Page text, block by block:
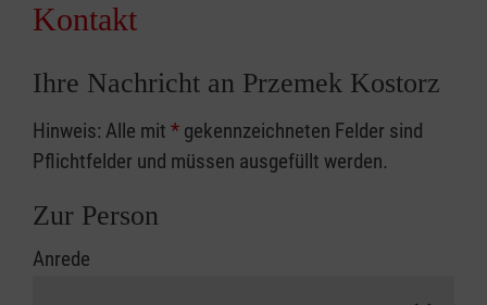
Kontakt
Ihre Nachricht an Przemek Kostorz
Hinweis: Alle mit * gekennzeichneten Felder sind
Pflichtfelder und müssen ausgefüllt werden.
Zur Person
Anrede